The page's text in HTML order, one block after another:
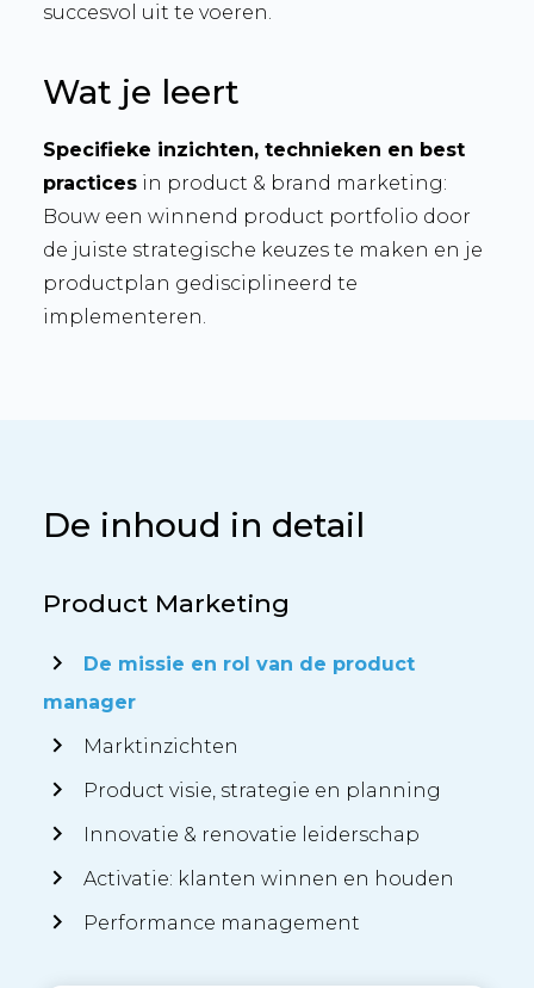
succesvol uit te voeren.
Wat je leert
Specifieke inzichten, technieken en best
practices in product & brand marketing:
Bouw een winnend product portfolio door
de juiste strategische keuzes te maken en je
productplan gedisciplineerd te
implementeren.
De inhoud in detail
Product Marketing
De missie en rol van de product
manager
Marktinzichten
Product visie, strategie en planning
Innovatie & renovatie leiderschap
Activatie: klanten winnen en houden
Performance management